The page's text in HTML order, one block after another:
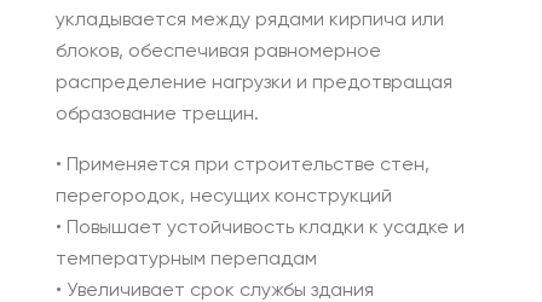
укладывается между рядами кирпича или
блоков, обеспечивая равномерное
распределение нагрузки и предотвращая
образование трещин.
• Применяется при строительстве стен,
перегородок, несущих конструкций
• Повышает устойчивость кладки к усадке и
температурным перепадам
• Увеличивает срок службы здания